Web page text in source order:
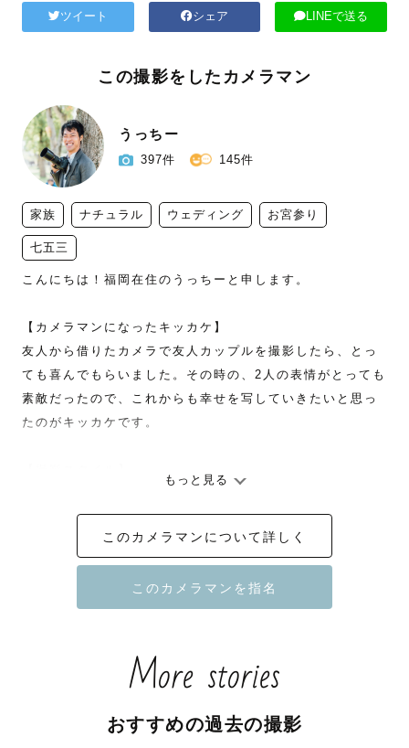
ツイート シェア LINEで送る
この撮影をしたカメラマン
うっちー
397件 145件
家族 ナチュラル ウェディング お宮参り
七五三
‪こんにちは！福岡在住のうっちーと申します。
【カメラマンになったキッカケ】
友人から借りたカメラで友人カップルを撮影したら、とっ
ても喜んでもらいました。その時の、2人の表情がとっても
素敵だったので、これからも幸せを写していきたいと思っ
たのがキッカケです。
引き出します。楽しそうに歩く様子、ベンチで語り合う様
子、クスッと笑った瞬間、一瞬一瞬を大切に切り取り、幸
せが連鎖するような写真を届けます。無理なポージングは
指示していませんが、ご要望があれば気軽にお申し付けく
二児のパパです。ナチュラルな写真、自然体の撮影を得意
等）、前撮り撮影のご依頼が多いです。カメラマンページ
もっと見る
このカメラマンについて詳しく
More stories
おすすめの過去の撮影